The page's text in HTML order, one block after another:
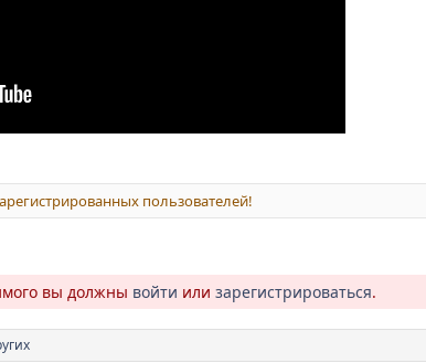
пользователей!
вы должны войти или зарегистрироваться.